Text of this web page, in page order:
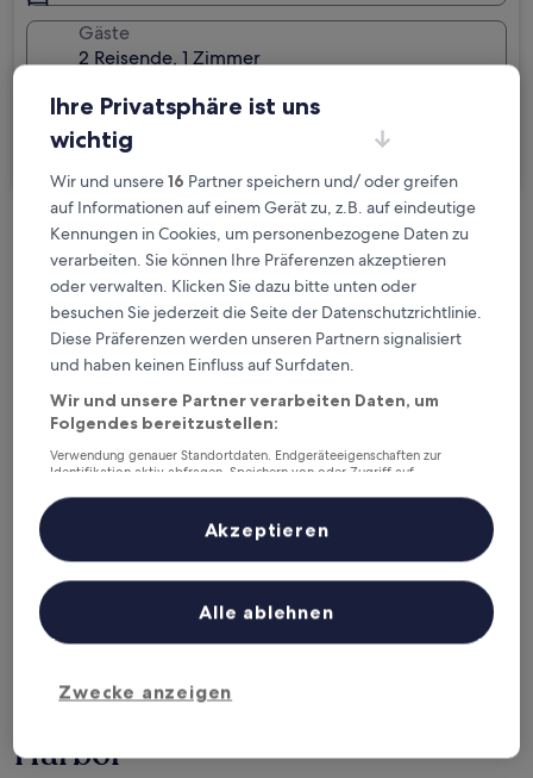
Gäste
2 Reisende, 1 Zimmer
Ich reise geschäftlich
Kostenlose Stornierung bei
Planänderungen
Verdiene Prämien für jede
wahrgenommene Übernachtung
Mehr sparen mit Preisen für Mitglieder
Überprüfe die Preise für diese Daten
Nächstes Wochenende
Hotels mit Parkplatz in Copper
Harbor
Ihre Privatsphäre ist uns
wichtig
Wir und unsere16 Partner speichern und/ oder greifen
auf Informationen auf einem Gerät zu, z.B. auf eindeutige
Kennungen in Cookies, um personenbezogene Daten zu
verarbeiten. Sie können Ihre Präferenzen akzeptieren
oder verwalten. Klicken Sie dazu bitte unten oder
besuchen Sie jederzeit die Seite der Datenschutzrichtlinie.
Diese Präferenzen werden unseren Partnern signalisiert
und haben keinen Einfluss auf Surfdaten.
Wir und unsere Partner verarbeiten Daten, um
Folgendes bereitzustellen:
Verwendung genauer Standortdaten. Endgeräteeigenschaften zur
Identifikation aktiv abfragen. Speichern von oder Zugriff auf
Inhalte, Messung von Werbeleistung und der Performance von Inhalten,
Zielgruppenforschung sowie Entwicklung und Verbesserung von
Liste der Partner (Lieferanten)
Zwecke anzeigen
Alle ablehnen
Akzeptieren